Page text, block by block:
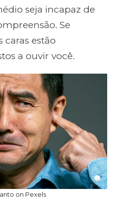
seja incapaz de
Se
caras estão
a ouvir você.
on Pexels